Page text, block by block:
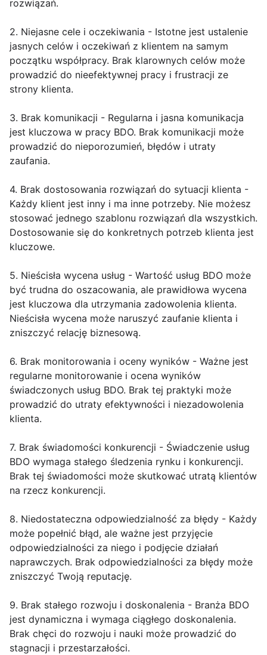
rozwiązań.
2. Niejasne cele i oczekiwania - Istotne jest ustalenie
jasnych celów i oczekiwań z klientem na samym
początku współpracy. Brak klarownych celów może
prowadzić do nieefektywnej pracy i frustracji ze
strony klienta.
3. Brak komunikacji - Regularna i jasna komunikacja
jest kluczowa w pracy BDO. Brak komunikacji może
prowadzić do nieporozumień, błędów i utraty
zaufania.
4. Brak dostosowania rozwiązań do sytuacji klienta -
Każdy klient jest inny i ma inne potrzeby. Nie możesz
stosować jednego szablonu rozwiązań dla wszystkich.
Dostosowanie się do konkretnych potrzeb klienta jest
kluczowe.
5. Nieścisła wycena usług - Wartość usług BDO może
być trudna do oszacowania, ale prawidłowa wycena
jest kluczowa dla utrzymania zadowolenia klienta.
Nieścisła wycena może naruszyć zaufanie klienta i
zniszczyć relację biznesową.
6. Brak monitorowania i oceny wyników - Ważne jest
regularne monitorowanie i ocena wyników
świadczonych usług BDO. Brak tej praktyki może
prowadzić do utraty efektywności i niezadowolenia
klienta.
7. Brak świadomości konkurencji - Świadczenie usług
BDO wymaga stałego śledzenia rynku i konkurencji.
Brak tej świadomości może skutkować utratą klientów
na rzecz konkurencji.
8. Niedostateczna odpowiedzialność za błędy - Każdy
może popełnić błąd, ale ważne jest przyjęcie
odpowiedzialności za niego i podjęcie działań
naprawczych. Brak odpowiedzialności za błędy może
zniszczyć Twoją reputację.
9. Brak stałego rozwoju i doskonalenia - Branża BDO
jest dynamiczna i wymaga ciągłego doskonalenia.
Brak chęci do rozwoju i nauki może prowadzić do
stagnacji i przestarzałości.